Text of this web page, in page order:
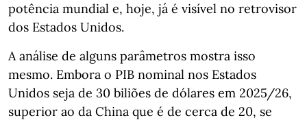
potência mundial e, hoje, já é visível no retrovisor
dos Estados Unidos.
A análise de alguns parâmetros mostra isso
mesmo. Embora o PIB nominal nos Estados
Unidos seja de 30 biliões de dólares em 2025/26,
superior ao da China que é de cerca de 20, se